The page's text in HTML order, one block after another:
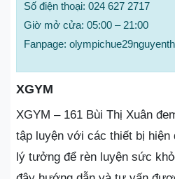
Số điện thoại: 024 627 2717
Giờ mở cửa: 05:00 – 21:00
Fanpage:
XGYM
XGYM – 161 Bùi Thị Xuân
tập luyện với các thiết bị hiện
lý tưởng để rèn luyện sức